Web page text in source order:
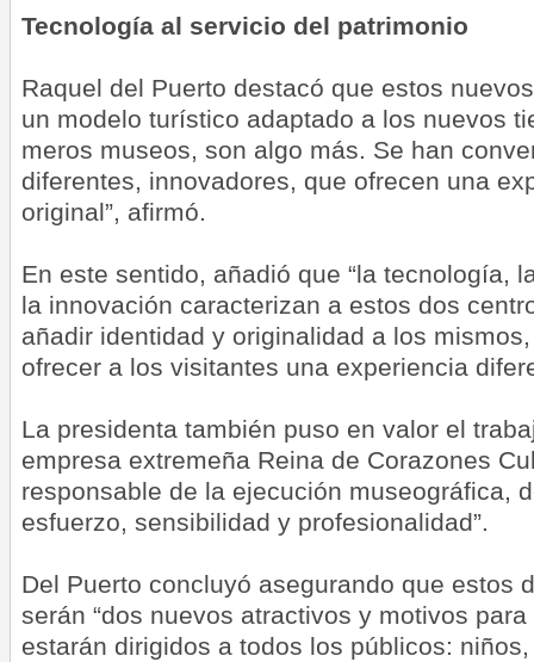
Tecnología al servicio del patrimonio
Raquel del Puerto destacó que estos
un modelo turístico adaptado a los nuevos
meros museos, son algo más. Se han
diferentes, innovadores, que ofrecen una
original”, afirmó.
En este sentido, añadió que “la tecnología,
la innovación caracterizan a estos dos
añadir identidad y originalidad a los
ofrecer a los visitantes una experiencia
La presidenta también puso en valor el
empresa extremeña Reina de Corazones
responsable de la ejecución museográfica,
esfuerzo, sensibilidad y profesionalidad”.
Del Puerto concluyó asegurando que estos
serán “dos nuevos atractivos y motivos para
estarán dirigidos a todos los públicos: